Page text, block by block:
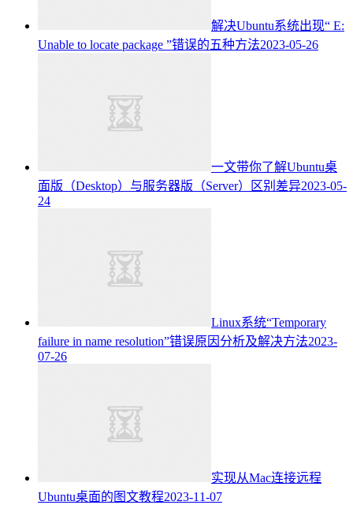
解决Ubuntu系统出现“ E:
Unable to locate package ”错误的五种方法2023-05-26
一文带你了解Ubuntu桌
面版（Desktop）与服务器版（Server）区别差异2023-05-
24
Linux系统“Temporary
failure in name resolution”错误原因分析及解决方法2023-
07-26
实现从Mac连接远程
Ubuntu桌面的图文教程2023-11-07